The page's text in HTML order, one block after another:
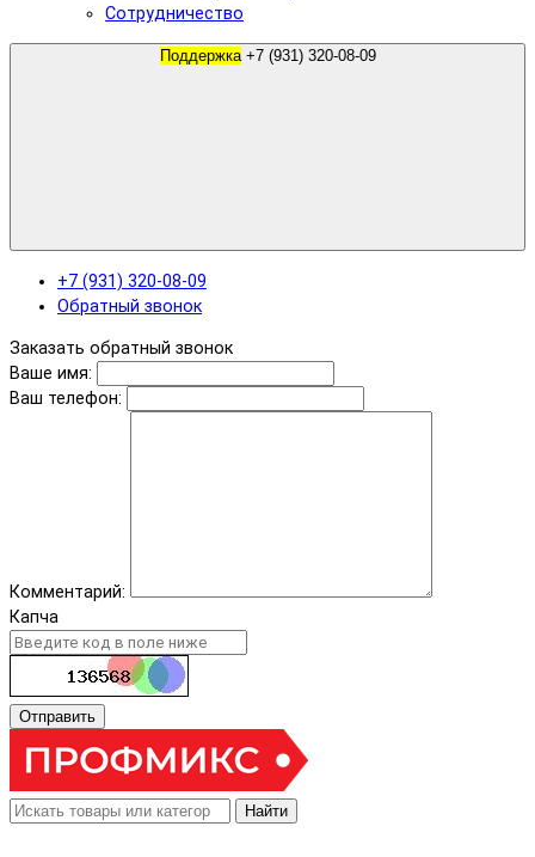
Сотрудничество
Поддержка +7 (931) 320-08-09
+7 (931) 320-08-09
Обратный звонок
Заказать обратный звонок
Ваше имя:
Ваш телефон:
Комментарий:
Капча
Отправить
Найти